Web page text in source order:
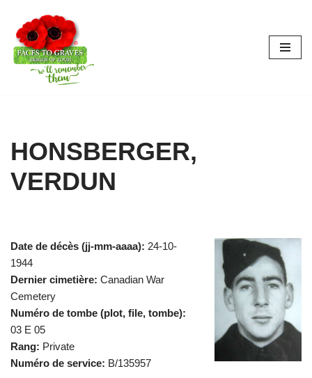
Aller
au
contenu
HONSBERGER,
VERDUN
Date de décès (jj-mm-aaaa): 24-10-
1944
Dernier cimetière: Canadian War
Cemetery
Numéro de tombe (plot, file, tombe):
03 E 05
Rang: Private
Numéro de service: B/135957